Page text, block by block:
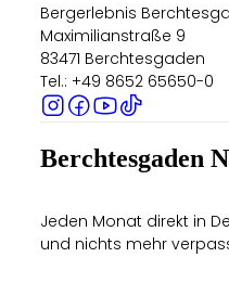
Bergerlebnis
Maximilianstraße 9
83471 Berchtesgaden
Tel.: +49 8652 65650-0
Berchtesgaden
Jeden Monat direkt in
und nichts mehr